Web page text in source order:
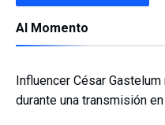
Al Momento
Influencer César
durante una transmisión